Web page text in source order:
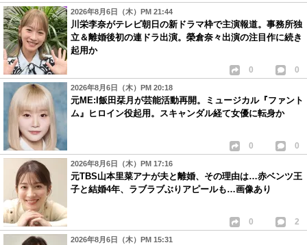
2026年8月6日（木）PM 21:44
川栄李奈がテレビ朝日の新ドラマ枠で主演報道。事務所独
立＆離婚後初の連ドラ出演。榮倉奈々出演の注目作に続き
起用か
0 0
2026年8月6日（木）PM 20:18
元ME:I飯田栞月が芸能活動再開。ミュージカル『ファント
ム』ヒロイン役起用。スキャンダル経て女優に転身か
0 0
2026年8月6日（木）PM 17:16
元TBS山本里菜アナが夫と離婚、その理由は…赤ベンツ王
子と結婚4年、ラブラブぶりアピールも…画像あり
0 2
2026年8月6日（木）PM 15:31